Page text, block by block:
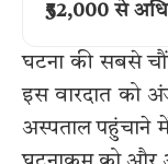
₹52,000 से
घटना की सबसे
इस वारदात को
अस्पताल पहुंचाने